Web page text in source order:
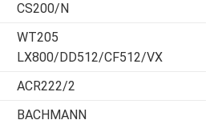
CS200/N
WT205
LX800/DD512/CF512/VX
ACR222/2
BACHMANN